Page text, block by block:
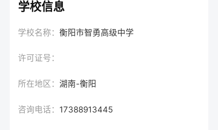
学校信息
学校名称：衡阳市智勇高级中学
许可证号：
所在地区：湖南-衡阳
咨询电话： 17388913445